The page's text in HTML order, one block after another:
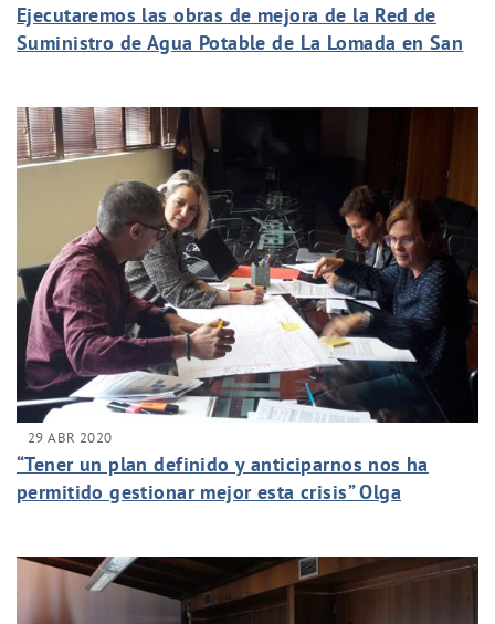
Ejecutaremos las obras de mejora de la Red de
Suministro de Agua Potable de La Lomada en San
29 ABR 2020
“Tener un plan definido y anticiparnos nos ha
permitido gestionar mejor esta crisis” Olga